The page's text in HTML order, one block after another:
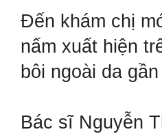
Đến khám chị
nấm xuất hiện
bôi ngoài da
Bác sĩ Nguyễn